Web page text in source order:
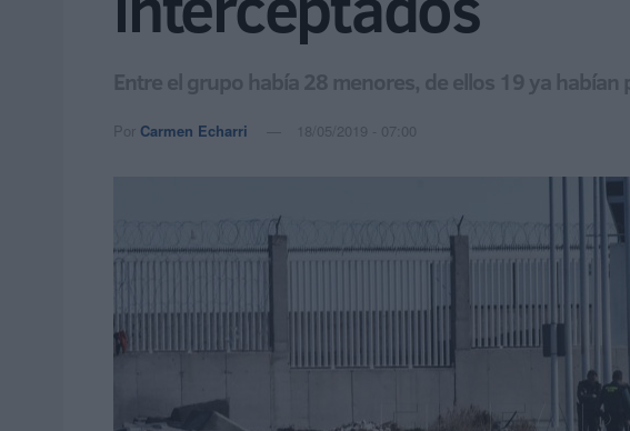
Entre el grupo había 28 menores, de ellos 19 ya habían
Por Carmen Echarri 18/05/2019 - 07:00